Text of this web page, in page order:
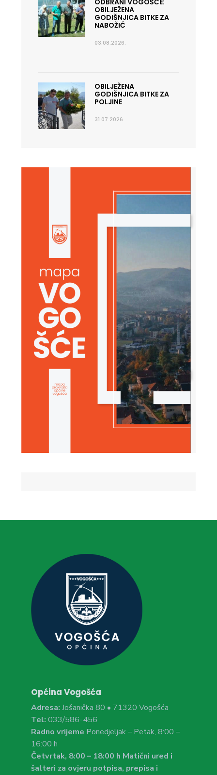
ODBRANI VOGOŠĆE:
OBILJEŽENA
GODIŠNJICA BITKE ZA
NABOŽIĆ
03.08.2026.
OBILJEŽENA
GODIŠNJICA BITKE ZA
POLJINE
31.07.2026.
Općina Vogošća
Adresa: Jošanička 80 • 71320 Vogošća
Tel: 033/586-456
Radno vrijeme Ponedjeljak – Petak, 8:00 –
16:00 h
Četvrtak, 8:00 – 18:00 h Matični ured i
šalteri za ovjeru potpisa, prepisa i